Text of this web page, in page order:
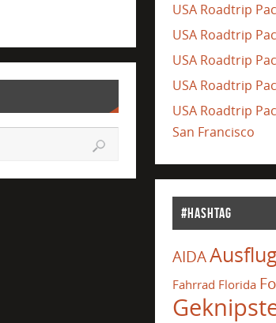
USA Roadtrip
USA Roadtrip
USA Roadtrip
USA Roadtrip
USA Roadtrip
San Francisco
#Hashtag
AIDAAusflug
Fahrrad Florida